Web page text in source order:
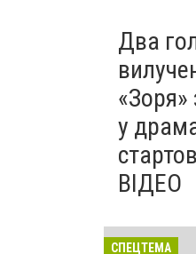
Два
у
ВІДЕО
СПЕЦТЕМА